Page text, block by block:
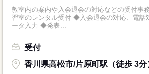
教室内の案内や入会退会の対応などの受付事務 ◆教室内の案内、
習室のレンタル受付 ◆入会退会の対応、電
ータ入力 ◆発表...
受付
香川県高松市/片原町駅（徒歩 3分